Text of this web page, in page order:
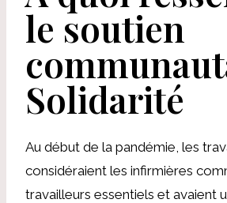
le soutien
Solidarité
Au début de la pandémie, les
considéraient les infirmières
travailleurs essentiels et avaient